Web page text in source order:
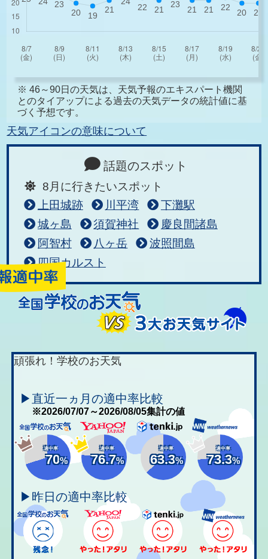
※ 46～90日の天気は、天気予報のエキスパート機関
とのタイアップによる過去の天気データの統計値に基
づく予想です。
天気アイコンの意味について
話題のスポット
8月に行きたいスポット
上田城跡
川平湾
下灘駅
城ヶ島
須賀神社
慶良間諸島
阿智村
八ヶ岳
波照間島
四国カルスト
頑張れ！学校のお天気
▶直近一ヵ月の適中率比較
※2026/07/07～2026/08/05集計の値
適中率
70%
適中率
76.7%
適中率
63.3%
適中率
73.3%
▶昨日の適中率比較